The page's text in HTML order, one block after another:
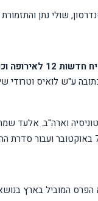
שולי נתן
היהודי של
וארה"ב. אלעד
הפרס המוביל בארץ